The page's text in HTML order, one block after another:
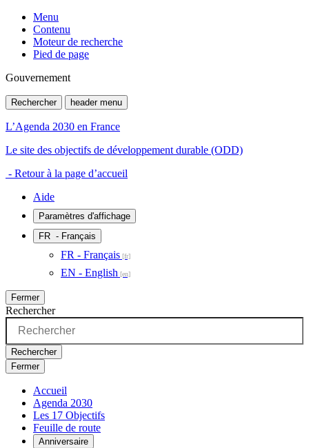
Menu
Contenu
Moteur de recherche
Pied de page
Gouvernement
Rechercher header menu
L’Agenda 2030 en France
Le site des objectifs de développement durable (ODD)
- Retour à la page d’accueil
Aide
Paramètres d'affichage
FR - Français
FR - Français
EN - English
Fermer
Rechercher
Rechercher
Fermer
Accueil
Agenda 2030
Les 17 Objectifs
Feuille de route
Anniversaire